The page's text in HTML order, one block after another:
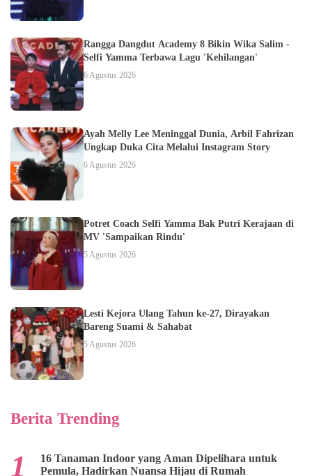
Rangga Dangdut Academy 8 Bikin Wika Salim -
Selfi Yamma Terbawa Lagu 'Kehilangan'
6 Agustus 2026
Ayah Melly Lee Meninggal Dunia, Arbil Fahrizan
Ungkap Duka Cita Melalui Instagram Story
6 Agustus 2026
Potret Coach Selfi Yamma Bak Putri Kerajaan di
MV 'Sampaikan Rindu'
5 Agustus 2026
Lesti Kejora Ulang Tahun ke-27, Dirayakan
Bareng Suami & Sahabat
5 Agustus 2026
Berita Trending
16 Tanaman Indoor yang Aman Dipelihara untuk
Pemula, Hadirkan Nuansa Hijau di Rumah